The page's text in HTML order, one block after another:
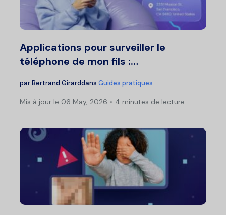
Applications pour surveiller le
téléphone de mon fils :…
parBertrand Girarddans Guides pratiques
Mis à jour le 06 May, 2026 4 minutes de lecture